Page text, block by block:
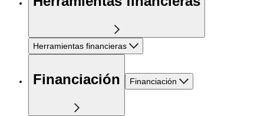
Herramientas financieras
Financiación Financiación